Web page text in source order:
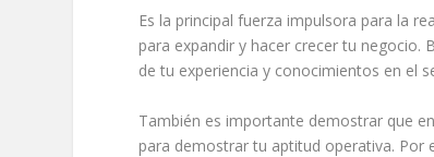
Es la principal fuerza impulsora para la
para expandir y hacer crecer tu negocio.
de tu experiencia y conocimientos en el
También es importante demostrar que
para demostrar tu aptitud operativa. Por